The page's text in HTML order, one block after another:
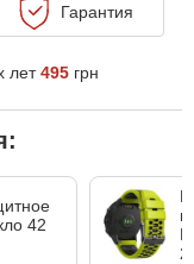
Гарантия
лет495 грн
42